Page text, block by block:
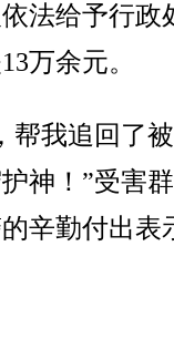
法给予行政
万余元。
我追回了
神！”受害
辛勤付出表